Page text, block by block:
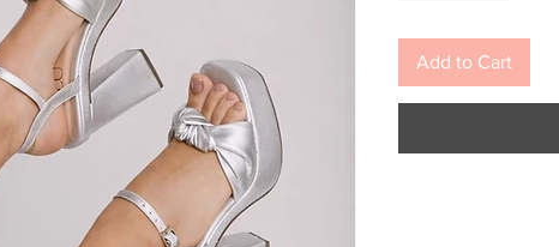
Add to Cart